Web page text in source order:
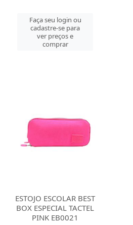
Faça seu login ou
cadastre-se para
ver preços e
comprar
ESTOJO ESCOLAR BEST
BOX ESPECIAL TACTEL
PINK EB0021